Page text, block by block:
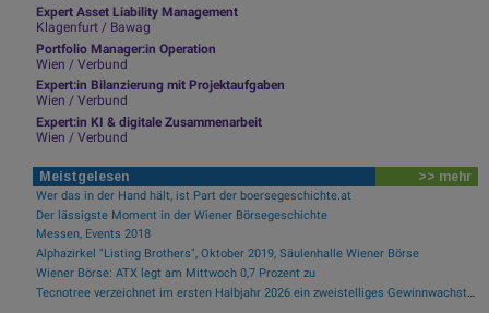
Expert Asset Liability Management
Klagenfurt / Bawag
Portfolio Manager:in Operation
Wien / Verbund
Expert:in Bilanzierung mit Projektaufgaben
Wien / Verbund
Expert:in KI & digitale Zusammenarbeit
Wien / Verbund
Meistgelesen >> mehr
Wer das in der Hand hält, ist Part der boersegeschichte.at
Der lässigste Moment in der Wiener Börsegeschichte
Messen, Events 2018
Alphazirkel "Listing Brothers", Oktober 2019, Säulenhalle Wiener Börse
Wiener Börse: ATX legt am Mittwoch 0,7 Prozent zu